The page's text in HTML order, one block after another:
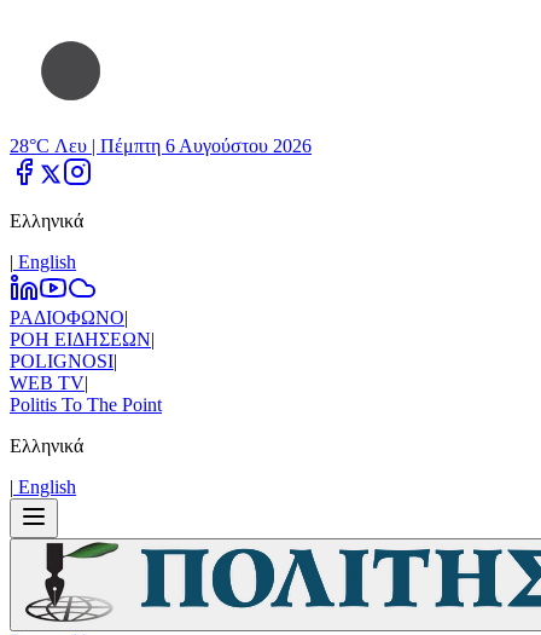
28°C Λευ | Πέμπτη 6 Αυγούστου 2026
Ελληνικά
| Εnglish
ΡΑΔΙΟΦΩΝΟ|
ΡΟΗ ΕΙΔΗΣΕΩΝ|
POLIGNOSI|
WEB TV|
Politis To The Point
Ελληνικά
| Εnglish